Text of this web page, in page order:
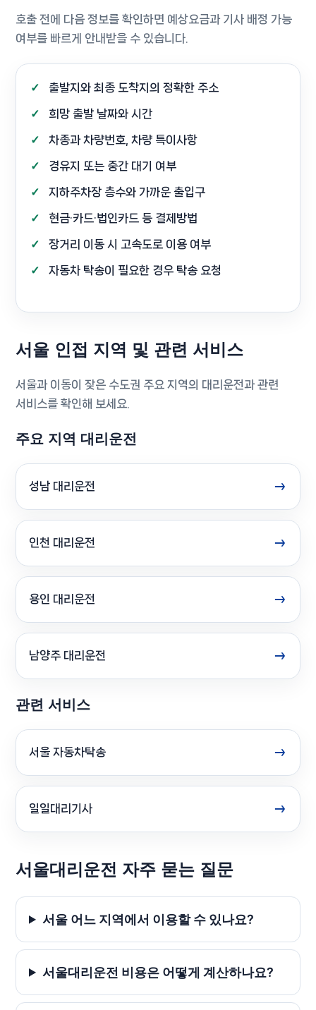
호출 전에 다음 정보를 확인하면 예상요금과 기사 배정 가능
여부를 빠르게 안내받을 수 있습니다.
출발지와 최종 도착지의 정확한 주소
희망 출발 날짜와 시간
차종과 차량번호, 차량 특이사항
경유지 또는 중간 대기 여부
지하주차장 층수와 가까운 출입구
현금·카드·법인카드 등 결제방법
장거리 이동 시 고속도로 이용 여부
자동차 탁송이 필요한 경우 탁송 요청
서울 인접 지역 및 관련 서비스
서울과 이동이 잦은 수도권 주요 지역의 대리운전과 관련
서비스를 확인해 보세요.
주요 지역 대리운전
성남 대리운전
인천 대리운전
용인 대리운전
남양주 대리운전
관련 서비스
서울 자동차탁송
일일대리기사
서울대리운전 자주 묻는 질문
서울 어느 지역에서 이용할 수 있나요?
서울대리운전 비용은 어떻게 계산하나요?